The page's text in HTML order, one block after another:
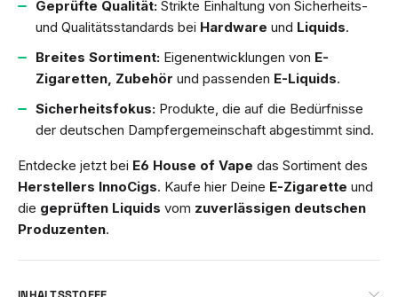
Geprüfte Qualität: Strikte Einhaltung von Sicherheits-
und Qualitätsstandards bei Hardware und Liquids.
Breites Sortiment: Eigenentwicklungen von E-
Zigaretten, Zubehör und passenden E-Liquids.
Sicherheitsfokus: Produkte, die auf die Bedürfnisse
der deutschen Dampfergemeinschaft abgestimmt sind.
Entdecke jetzt bei E6 House of Vape das Sortiment des
Herstellers InnoCigs. Kaufe hier Deine E-Zigarette und
die geprüften Liquids vom zuverlässigen deutschen
Produzenten.